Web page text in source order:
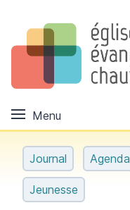
Menu
Journal Agenda
Jeunesse